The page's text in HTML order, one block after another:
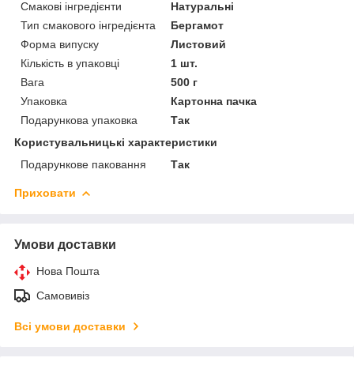
Смакові інгредієнти
Натуральні
Тип смакового інгредієнта
Бергамот
Форма випуску
Листовий
Кількість в упаковці
1 шт.
Вага
500 г
Упаковка
Картонна пачка
Подарункова упаковка
Так
Користувальницькі характеристики
Подарункове паковання
Так
Приховати
Умови доставки
Нова Пошта
Самовивіз
Всі умови доставки